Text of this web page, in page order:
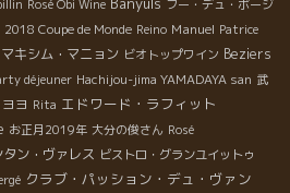
Rosé Obi Wine
フー・デュ・ボージ
2018 Coupe de Monde Reino Manuel Patrice
マキシム・マニョン ビオトップワイン Beziers
déjeuner Hachijou-jima YAMADAYA san 武
ヨヨ Rita エドワード・ラフィット
お正月2019年 大分の俊さん Rosé
ン・ヴァレス ビストロ・グランユイットゥ
クラブ・パッション・デュ・ヴァン